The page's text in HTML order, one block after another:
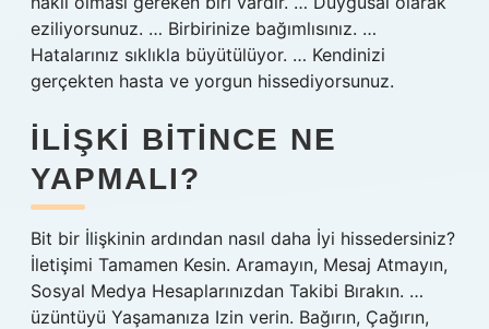
eziliyorsunuz. … Birbirinize bağımlısınız. …
Hatalarınız sıklıkla büyütülüyor. … Kendinizi
gerçekten hasta ve yorgun hissediyorsunuz.
İLIŞKI BITINCE NE
YAPMALI?
Bit bir İlişkinin ardından nasıl daha İyi hissedersiniz?
İletişimi Tamamen Kesin. Aramayın, Mesaj Atmayın,
Sosyal Medya Hesaplarınızdan Takibi Bırakın. …
üzüntüyü Yaşamanıza Izin verin. Bağırın, Çağırın,